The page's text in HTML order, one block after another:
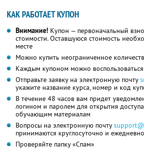
КАК РАБОТАЕТ КУПОН
Внимание! Купон — первоначальный
стоимости. Оставшуюся стоимость
месте
Можно купить неограниченное
Каждым купоном можно
Отправьте заявку на электронную почту
укажите название курса, номер и код
В течение 48 часов вам придет
логином и паролем для открытия
обучающим материалам
Вопросы на электронную почту
принимаются круглосуточно и ежедневно
Проверяйте папку «Спам»